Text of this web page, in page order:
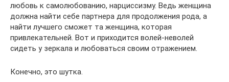
любовь к самолюбованию, нарциссизму. Ведь женщина
должна найти себе партнера для продолжения рода, а
найти лучшего сможет та женщина, которая
привлекательней. Вот и приходится волей-неволей
сидеть у зеркала и любоваться своим отражением.
Конечно, это шутка.